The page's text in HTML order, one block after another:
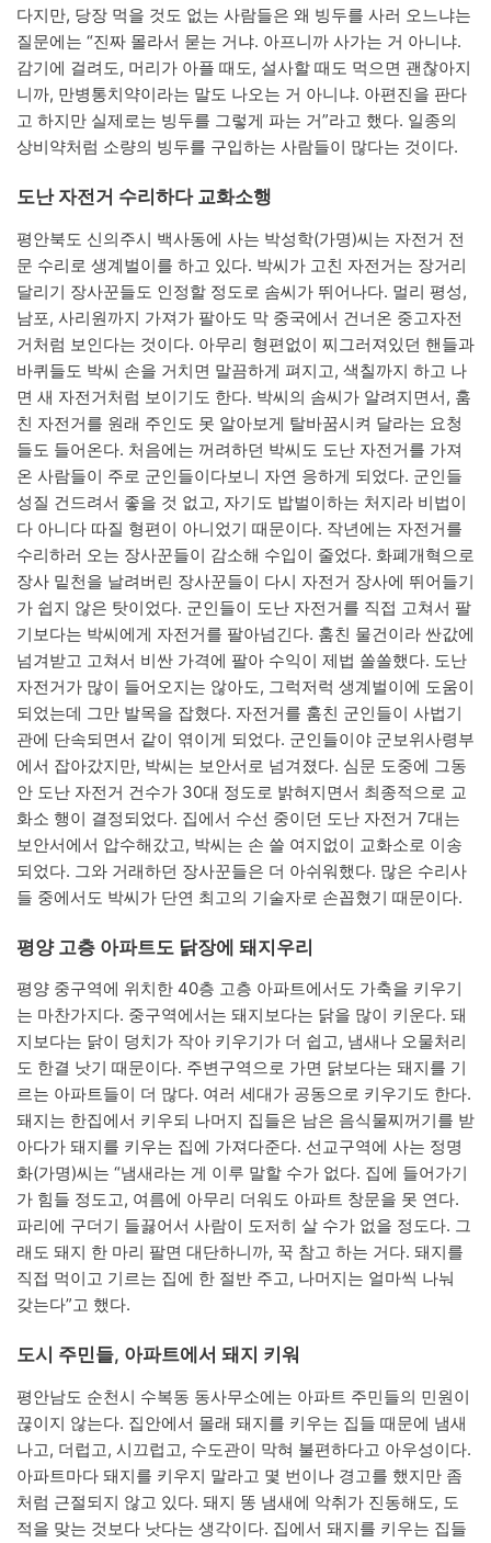
다지만, 당장 먹을 것도 없는 사람들은 왜 빙두를 사러 오느냐는
질문에는 “진짜 몰라서 묻는 거냐. 아프니까 사가는 거 아니냐.
감기에 걸려도, 머리가 아플 때도, 설사할 때도 먹으면 괜찮아지
니까, 만병통치약이라는 말도 나오는 거 아니냐. 아편진을 판다
고 하지만 실제로는 빙두를 그렇게 파는 거”라고 했다. 일종의
상비약처럼 소량의 빙두를 구입하는 사람들이 많다는 것이다.
도난 자전거 수리하다 교화소행
평안북도 신의주시 백사동에 사는 박성학(가명)씨는 자전거 전
문 수리로 생계벌이를 하고 있다. 박씨가 고친 자전거는 장거리
달리기 장사꾼들도 인정할 정도로 솜씨가 뛰어나다. 멀리 평성,
남포, 사리원까지 가져가 팔아도 막 중국에서 건너온 중고자전
거처럼 보인다는 것이다. 아무리 형편없이 찌그러져있던 핸들과
바퀴들도 박씨 손을 거치면 말끔하게 펴지고, 색칠까지 하고 나
면 새 자전거처럼 보이기도 한다. 박씨의 솜씨가 알려지면서, 훔
친 자전거를 원래 주인도 못 알아보게 탈바꿈시켜 달라는 요청
들도 들어온다. 처음에는 꺼려하던 박씨도 도난 자전거를 가져
온 사람들이 주로 군인들이다보니 자연 응하게 되었다. 군인들
성질 건드려서 좋을 것 없고, 자기도 밥벌이하는 처지라 비법이
다 아니다 따질 형편이 아니었기 때문이다. 작년에는 자전거를
수리하러 오는 장사꾼들이 감소해 수입이 줄었다. 화폐개혁으로
장사 밑천을 날려버린 장사꾼들이 다시 자전거 장사에 뛰어들기
가 쉽지 않은 탓이었다. 군인들이 도난 자전거를 직접 고쳐서 팔
기보다는 박씨에게 자전거를 팔아넘긴다. 훔친 물건이라 싼값에
넘겨받고 고쳐서 비싼 가격에 팔아 수익이 제법 쏠쏠했다. 도난
자전거가 많이 들어오지는 않아도, 그럭저럭 생계벌이에 도움이
되었는데 그만 발목을 잡혔다. 자전거를 훔친 군인들이 사법기
관에 단속되면서 같이 엮이게 되었다. 군인들이야 군보위사령부
에서 잡아갔지만, 박씨는 보안서로 넘겨졌다. 심문 도중에 그동
안 도난 자전거 건수가 30대 정도로 밝혀지면서 최종적으로 교
화소 행이 결정되었다. 집에서 수선 중이던 도난 자전거 7대는
보안서에서 압수해갔고, 박씨는 손 쓸 여지없이 교화소로 이송
되었다. 그와 거래하던 장사꾼들은 더 아쉬워했다. 많은 수리사
들 중에서도 박씨가 단연 최고의 기술자로 손꼽혔기 때문이다.
평양 고층 아파트도 닭장에 돼지우리
평양 중구역에 위치한 40층 고층 아파트에서도 가축을 키우기
는 마찬가지다. 중구역에서는 돼지보다는 닭을 많이 키운다. 돼
지보다는 닭이 덩치가 작아 키우기가 더 쉽고, 냄새나 오물처리
도 한결 낫기 때문이다. 주변구역으로 가면 닭보다는 돼지를 기
르는 아파트들이 더 많다. 여러 세대가 공동으로 키우기도 한다.
돼지는 한집에서 키우되 나머지 집들은 남은 음식물찌꺼기를 받
아다가 돼지를 키우는 집에 가져다준다. 선교구역에 사는 정명
화(가명)씨는 “냄새라는 게 이루 말할 수가 없다. 집에 들어가기
가 힘들 정도고, 여름에 아무리 더워도 아파트 창문을 못 연다.
파리에 구더기 들끓어서 사람이 도저히 살 수가 없을 정도다. 그
래도 돼지 한 마리 팔면 대단하니까, 꾹 참고 하는 거다. 돼지를
직접 먹이고 기르는 집에 한 절반 주고, 나머지는 얼마씩 나눠
갖는다”고 했다.
도시 주민들, 아파트에서 돼지 키워
평안남도 순천시 수복동 동사무소에는 아파트 주민들의 민원이
끊이지 않는다. 집안에서 몰래 돼지를 키우는 집들 때문에 냄새
나고, 더럽고, 시끄럽고, 수도관이 막혀 불편하다고 아우성이다.
아파트마다 돼지를 키우지 말라고 몇 번이나 경고를 했지만 좀
처럼 근절되지 않고 있다. 돼지 똥 냄새에 악취가 진동해도, 도
적을 맞는 것보다 낫다는 생각이다. 집에서 돼지를 키우는 집들